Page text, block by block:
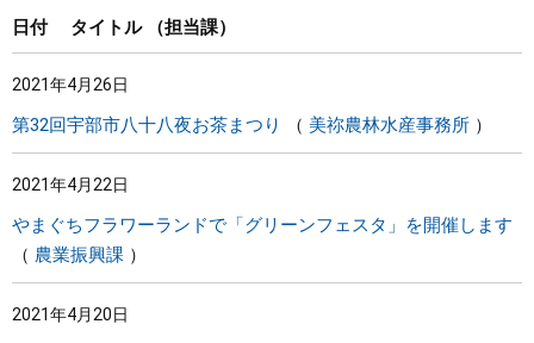
しごと・産業・観光
日付 タイトル 担当課
2021年4月26日
第32回宇部市八十八夜お茶まつり 美祢農林水産事務所
2021年4月22日
やまぐちフラワーランドで「グリーンフェスタ」を開催します
農業振興課
2021年4月20日